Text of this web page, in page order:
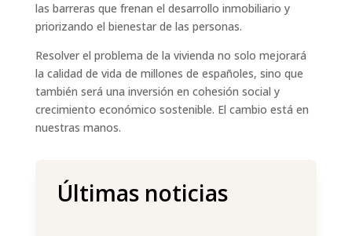
las barreras que frenan el desarrollo inmobiliario y
priorizando el bienestar de las personas.
Resolver el problema de la vivienda no solo mejorará
la calidad de vida de millones de españoles, sino que
también será una inversión en cohesión social y
crecimiento económico sostenible. El cambio está en
nuestras manos.
Últimas noticias